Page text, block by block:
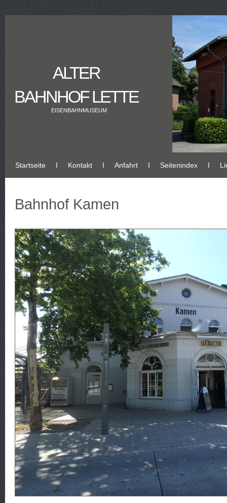
ALTER
BAHNHOF LETTE
EISENBAHNMUSEUM
Startseite Ι Kontakt Ι Anfahrt Ι Seitenindex Ι
Bahnhof Kamen